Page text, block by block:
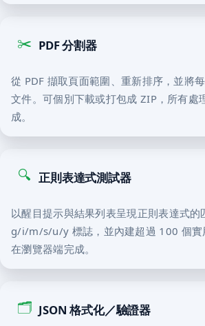
✂️ PDF 分割器
從 PDF 擷取頁面範圍、重新排序，並將
文件。可個別下載或打包成 ZIP，所有處
成。
🔍 正則表達式測試器
以醒目提示與結果列表呈現正則表達式的
g/i/m/s/u/y 標誌，並內建超過 100 個實
在瀏覽器端完成。
🗂️ JSON 格式化／驗證器